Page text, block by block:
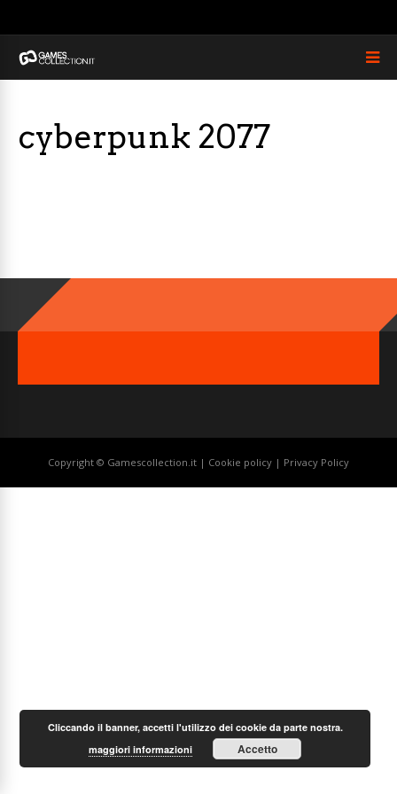
cyberpunk 2077
Copyright © Gamescollection.it | Cookie policy | Privacy Policy
Cliccando il banner, accetti l'utilizzo dei cookie da parte nostra.
maggiori informazioni
Accetto